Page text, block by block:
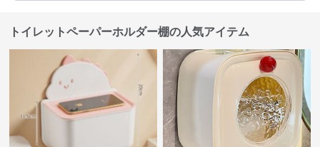
トイレットペーパーホルダー棚の人気アイテム